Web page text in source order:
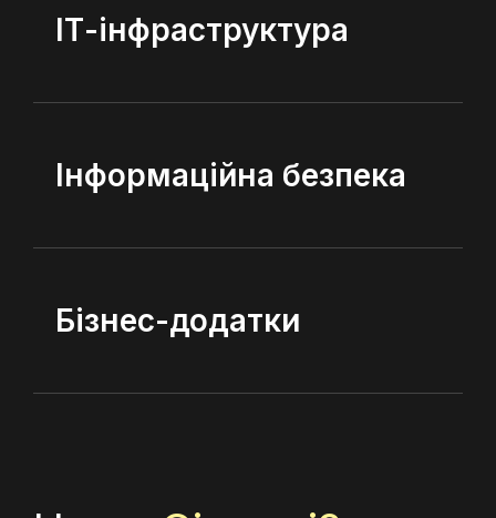
ІТ-інфраструктура
Інформаційна безпека
Бізнес-додатки